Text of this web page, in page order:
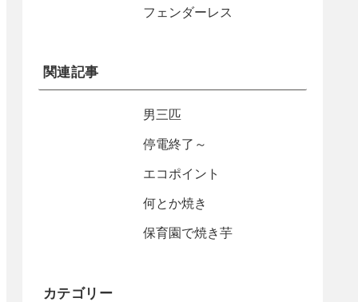
フェンダーレス
関連記事
男三匹
停電終了～
エコポイント
何とか焼き
保育園で焼き芋
カテゴリー